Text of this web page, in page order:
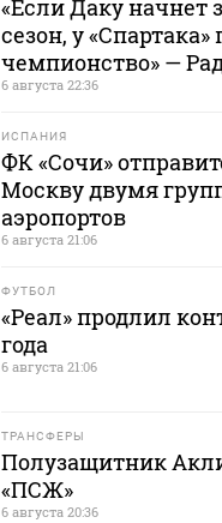
«Если Даку начнет
сезон, у «Спартака»
чемпионство» —
6 августа 22:36
ИСПАНИЯ
ФК «Сочи»
Москву двумя
аэропортов
6 августа 21:06
ФУТБОЛ
«Реал» продлил
года
6 августа 21:06
ТРАНСФЕРЫ
Полузащитник
«ПСЖ»
6 августа 20:36